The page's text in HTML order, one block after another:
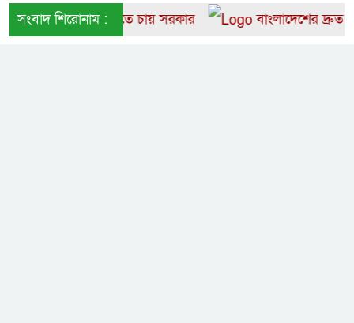
সংবাদ শিরোনাম :
বাংলাদেশে আনতে চায় সরকার বাংলাদেশের দ্রুত ৬